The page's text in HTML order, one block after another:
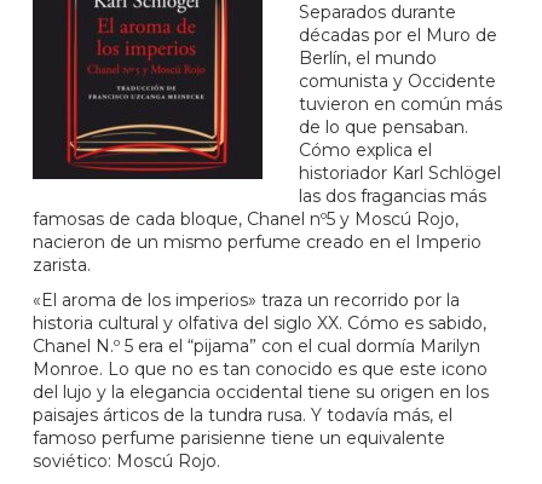
Separados durante
décadas por el Muro de
Berlín, el mundo
comunista y Occidente
tuvieron en común más
de lo que pensaban.
Cómo explica el
historiador Karl Schlögel
las dos fragancias más
famosas de cada bloque, Chanel nº5 y Moscú Rojo,
nacieron de un mismo perfume creado en el Imperio
zarista.
«El aroma de los imperios» traza un recorrido por la
historia cultural y olfativa del siglo XX. Cómo es sabido,
Chanel N.º 5 era el “pijama” con el cual dormía Marilyn
Monroe. Lo que no es tan conocido es que este icono
del lujo y la elegancia occidental tiene su origen en los
paisajes árticos de la tundra rusa. Y todavía más, el
famoso perfume parisienne tiene un equivalente
soviético: Moscú Rojo.